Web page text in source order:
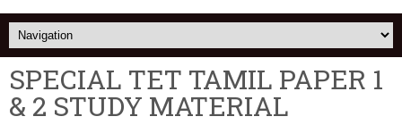
SPECIAL TET TAMIL PAPER 1
& 2 STUDY MATERIAL